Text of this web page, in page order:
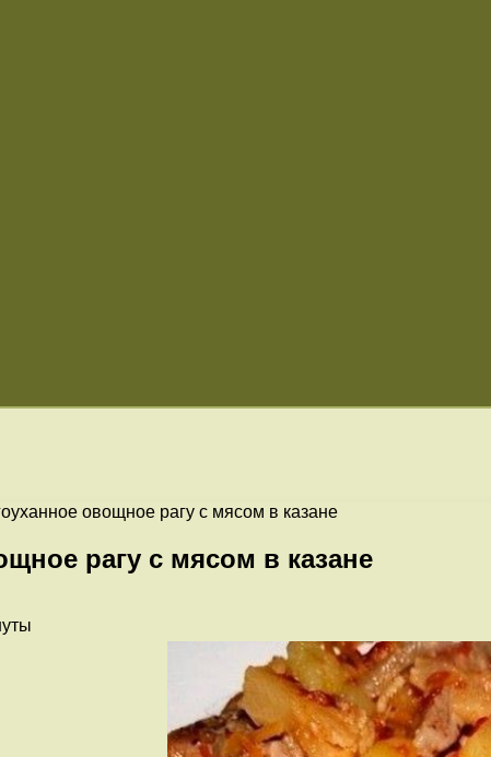
овощное рагу с мясом в казане
рагу с мясом в казане